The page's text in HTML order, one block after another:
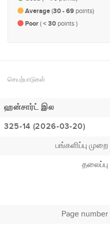
Average(30 - 69 points)
Poor(< 30 points )
செயற்பாடுகள்
ஹன்சார்ட் இல
325-14 (2026-03-20)
பங்களிப்பு முறை
தலைப்பு
Page number